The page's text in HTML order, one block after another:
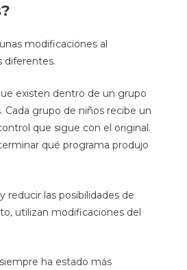
modificaciones al
diferentes.
existen dentro de un grupo
Cada grupo de niños recibe un
que sigue con el original.
qué programa produjo
reducir las posibilidades de
utilizan modificaciones del
ha estado más